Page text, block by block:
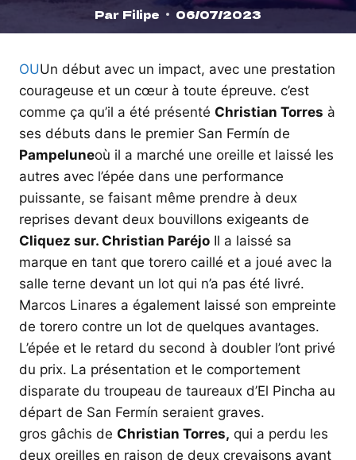
Par Filipe 06/07/2023
OUUn début avec un impact, avec une prestation
courageuse et un cœur à toute épreuve. c’est
comme ça qu’il a été présenté Christian Torres à
ses débuts dans le premier San Fermín de
Pampeluneoù il a marché une oreille et laissé les
autres avec l’épée dans une performance
puissante, se faisant même prendre à deux
reprises devant deux bouvillons exigeants de
Cliquez sur. Christian Paréjo Il a laissé sa
marque en tant que torero caillé et a joué avec la
salle terne devant un lot qui n’a pas été livré.
Marcos Linares a également laissé son empreinte
de torero contre un lot de quelques avantages.
L’épée et le retard du second à doubler l’ont privé
du prix. La présentation et le comportement
disparate du troupeau de taureaux d’El Pincha au
départ de San Fermín seraient graves.
gros gâchis de Christian Torres, qui a perdu les
deux oreilles en raison de deux crevaisons avant